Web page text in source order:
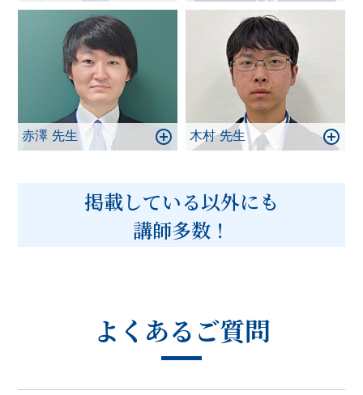
赤澤 先生 木村 先生
掲載している以外にも
講師多数！
よくあるご質問